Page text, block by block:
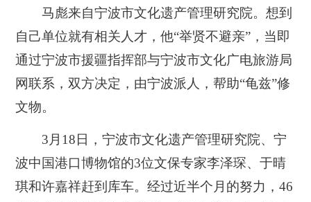
马彪来自宁波市文化遗产管理研究院。想到
自己单位就有相关人才，他“举贤不避亲”，当即
通过宁波市援疆指挥部与宁波市文化广电旅游局
网联系，双方决定，由宁波派人，帮助“龟兹”修
文物。
3月18日，宁波市文化遗产管理研究院、宁
波中国港口博物馆的3位文保专家李泽琛、于晴
琪和许嘉祥赶到库车。经过近半个月的努力，46